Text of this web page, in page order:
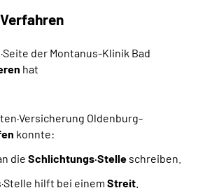
der Montanus-Klinik Bad
hat
Oldenburg-
konnte:
die Schlichtungs·Stelle schreiben.
hilft bei einem Streit